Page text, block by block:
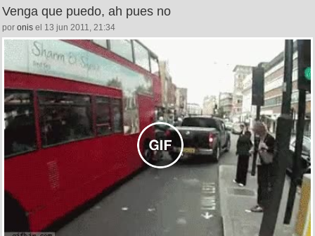
Venga que puedo, ah pues no
por onis el 13 jun 2011, 21:34